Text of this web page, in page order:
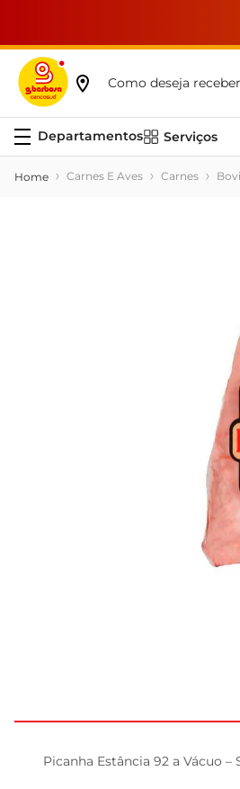
Como deseja
Serviços
Carnes E Aves Carnes
Picanha Estância 92 a Vácuo –